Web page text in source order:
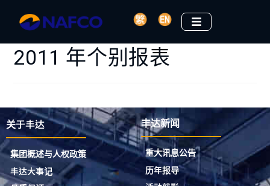
2011 年个别报表
关于丰达
集团概述与人权政策
丰达大事记
丰达新闻
重大讯息公告
历年报导